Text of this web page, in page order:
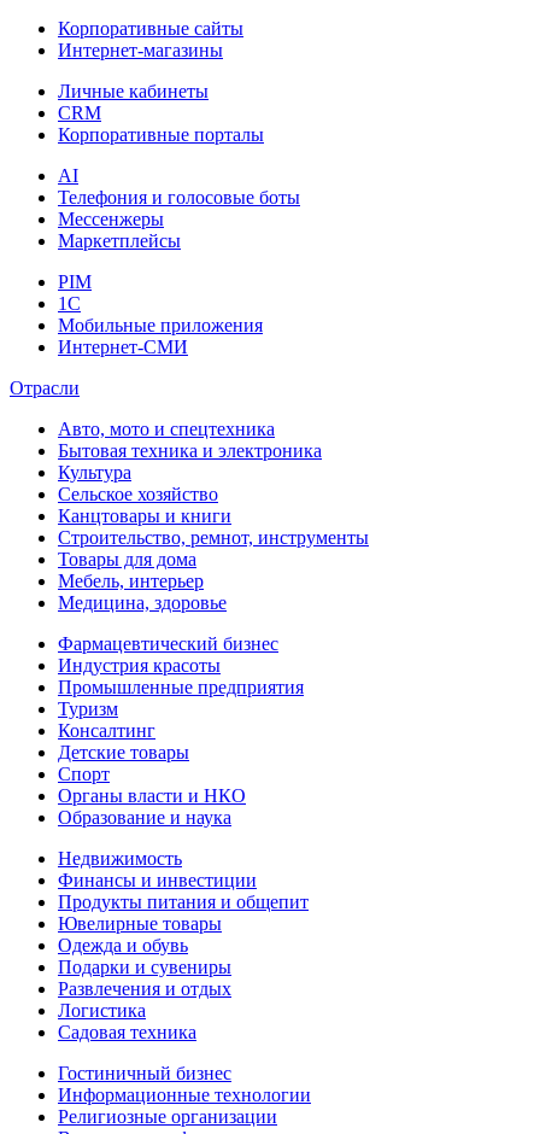
Корпоративные сайты
Интернет-магазины
Личные кабинеты
CRM
Корпоративные порталы
AI
Телефония и голосовые боты
Мессенжеры
Маркетплейсы
PIM
1C
Мобильные приложения
Интернет-СМИ
Отрасли
Авто, мото и спецтехника
Бытовая техника и электроника
Культура
Сельское хозяйство
Канцтовары и книги
Строительство, ремнот, инструменты
Товары для дома
Мебель, интерьер
Медицина, здоровье
Фармацевтический бизнес
Индустрия красоты
Промышленные предприятия
Туризм
Консалтинг
Детские товары
Спорт
Органы власти и НКО
Образование и наука
Недвижимость
Финансы и инвестиции
Продукты питания и общепит
Ювелирные товары
Одежда и обувь
Подарки и сувениры
Развлечения и отдых
Логистика
Садовая техника
Гостиничный бизнес
Информационные технологии
Религиозные организации